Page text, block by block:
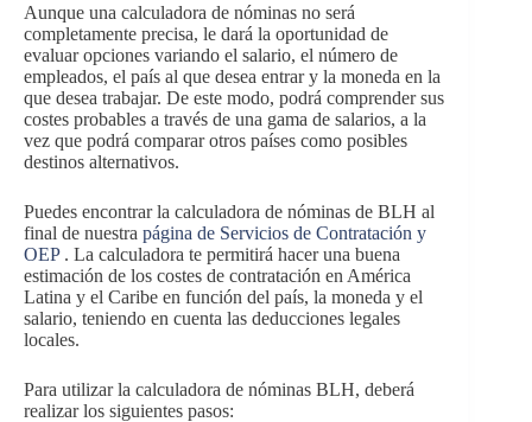
Aunque una calculadora de nóminas no será
completamente precisa, le dará la oportunidad de
evaluar opciones variando el salario, el número de
empleados, el país al que desea entrar y la moneda en la
que desea trabajar. De este modo, podrá comprender sus
costes probables a través de una gama de salarios, a la
vez que podrá comparar otros países como posibles
destinos alternativos.
Puedes encontrar la calculadora de nóminas de BLH al
final de nuestra página de Servicios de Contratación y
OEP . La calculadora te permitirá hacer una buena
estimación de los costes de contratación en América
Latina y el Caribe en función del país, la moneda y el
salario, teniendo en cuenta las deducciones legales
locales.
Para utilizar la calculadora de nóminas BLH, deberá
realizar los siguientes pasos: